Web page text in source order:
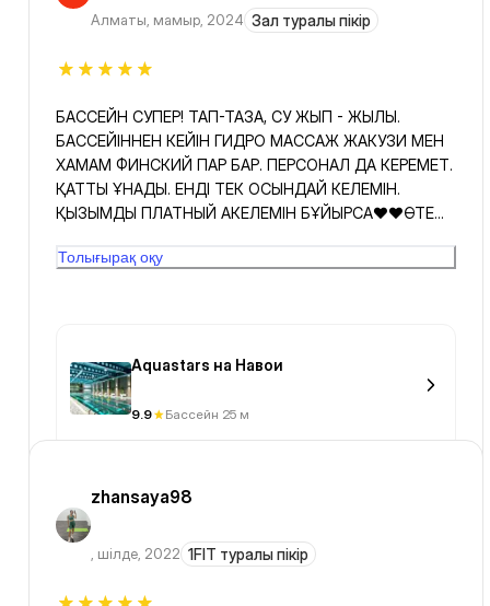
Алматы, мамыр, 2024 Зал туралы пікір
БАССЕЙН СУПЕР! ТАП-ТАЗА, СУ ЖЫП - ЖЫЛЫ.
БАССЕЙІННЕН КЕЙІН ГИДРО МАССАЖ ЖАКУЗИ МЕН
ХАМАМ ФИНСКИЙ ПАР БАР. ПЕРСОНАЛ ДА КЕРЕМЕТ.
ҚАТТЫ ҰНАДЫ. ЕНДІ ТЕК ОСЫНДАЙ КЕЛЕМІН.
ҚЫЗЫМДЫ ПЛАТНЫЙ АКЕЛЕМІН БҰЙЫРСА❤️❤️ӨТЕ
САМЫЙ ЛУЧШИЙ БАССЕЙН
Толығырақ оқу
Aquastars на Навои
9.9 Бассейн 25 м
zhansaya98
, шілде, 2022 1FIT туралы пікір